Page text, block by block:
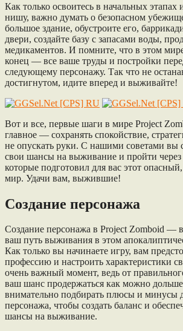
Как только освоитесь в начальных этапах
нишу, важно думать о безопасном
большое здание, обустроите его,
двери, создайте базу с запасами воды,
медикаментов. И помните, что в этом
конец — все ваше труды и постройки
следующему персонажу. Так что не
достигнутом, идите вперед и выживайте!
Вот и все, первые шаги в мире Project
главное — сохранять спокойствие,
не опускать руки. С нашими советами вы
свои шансы на выживание и пройти через
которые подготовил для вас этот
мир. Удачи вам, выжившие!
Создание персонажа
Создание персонажа в Project Zomboid —
ваш путь выживания в этом
Как только вы начинаете игру, вам
профессию и настроить характеристики
очень важный момент, ведь от
ваш шанс продержаться как можно
внимательно подбирать плюсы и минусы
персонажа, чтобы создать баланс и
шансы на выживание.